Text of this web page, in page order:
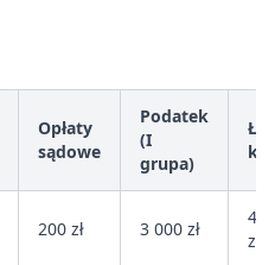
Opłaty
sądowe
Podatek
(I
grupa)
200 zł 3 000 zł
4
zł